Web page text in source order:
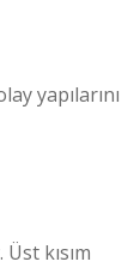
yapılarını
kısım